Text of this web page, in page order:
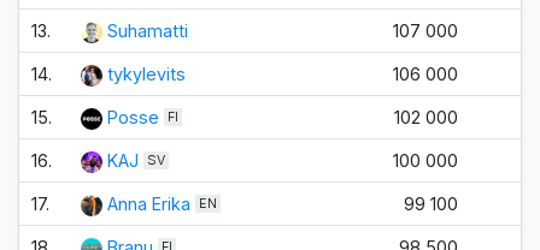
13. Suhamatti 107 000
14. tykylevits 106 000
15. Posse FI 102 000
16. KAJ SV 100 000
17. Anna Erika EN 99 100
FI